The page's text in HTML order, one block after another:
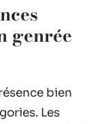
genrée
bien
Les